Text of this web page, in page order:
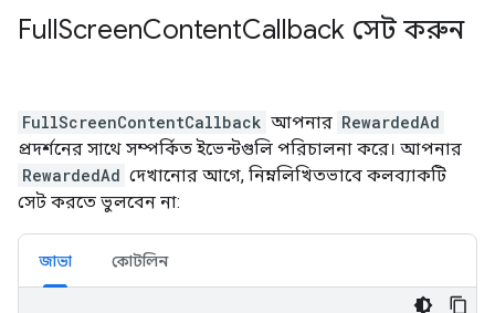
FullScreenContentCallback সেট করুন
FullScreenContentCallback আপনার RewardedAd
প্রদর্শনের সাথে সম্পর্কিত ইভেন্টগুলি পরিচালনা করে। আপনার
RewardedAd দেখানোর আগে, নিম্নলিখিতভাবে কলব্যাকটি
সেট করতে ভুলবেন না:
জাভা কোটলিন